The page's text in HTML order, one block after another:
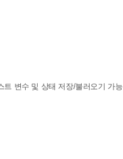
트 변수 및 상태 저장/불러오기 가능